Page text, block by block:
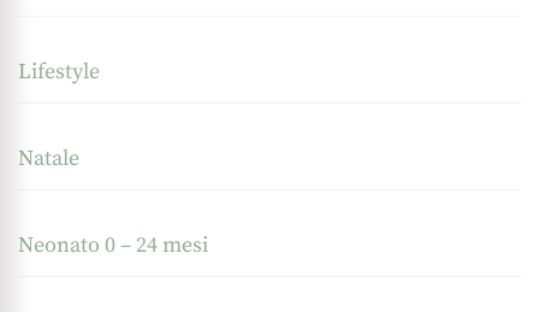
Lifestyle
Natale
Neonato 0 – 24 mesi